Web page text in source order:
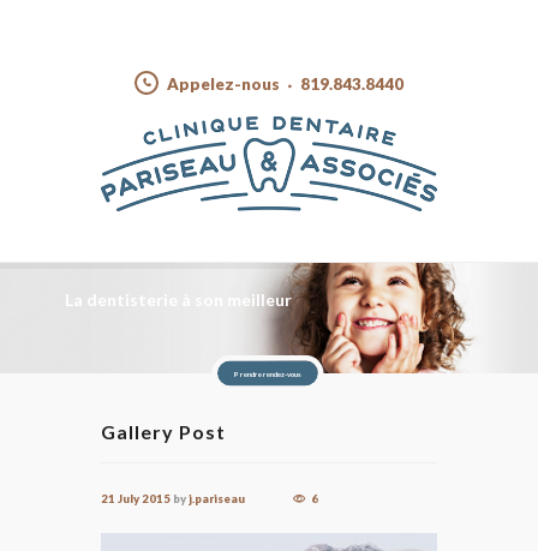
Appelez-nous 819.843.8440
La dentisterie à son meilleur
Prendre rendez-vous
Gallery Post
21 July 2015 byj.pariseau 6